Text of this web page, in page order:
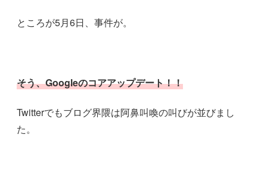
ところが5月6日、事件が。
そう、Googleのコアアップデート！！
Twitterでもブログ界隈は阿鼻叫喚の叫びが並びまし
た。